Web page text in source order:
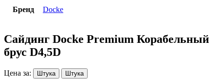
Бренд Docke
Сайдинг Docke Premium Корабельный
брус D4,5D
Цена за: Штука Штука